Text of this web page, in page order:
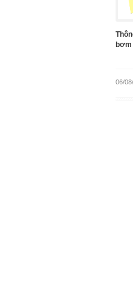
06/